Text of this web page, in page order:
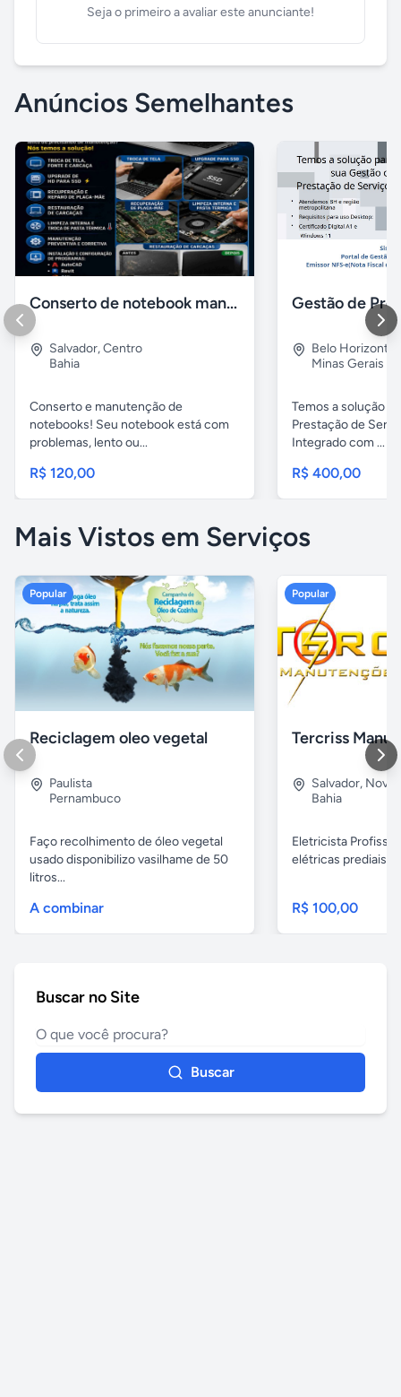
Seja o primeiro a avaliar este anunciante!
Anúncios Semelhantes
Conserto de notebook manutenção e prevenção
Salvador,Centro
Bahia
Conserto e manutenção de
notebooks! Seu notebook está com
problemas, lento ou...
R$ 120,00
Belo Horizonte
Minas Gerais
Temos a solução
Prestação de
Integrado com ...
R$ 400,00
Mais Vistos em Serviços
Popular
Reciclagem oleo vegetal
Paulista
Pernambuco
Faço recolhimento de óleo vegetal
usado disponibilizo vasilhame de 50
litros...
A combinar
Popular
Salvador, Nova
Bahia
Eletricista
elétricas prediais e
R$ 100,00
Buscar no Site
Buscar